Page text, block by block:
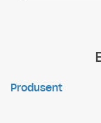
Produsent